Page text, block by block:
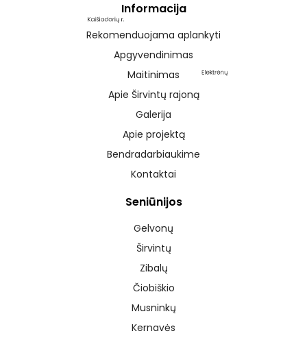
Informacija
Rekomenduojama aplankyti
Apgyvendinimas
Maitinimas
Apie Širvintų rajoną
Galerija
Apie projektą
Bendradarbiaukime
Kontaktai
Seniūnijos
Gelvonų
Širvintų
Zibalų
Čiobiškio
Musninkų
Kernavės